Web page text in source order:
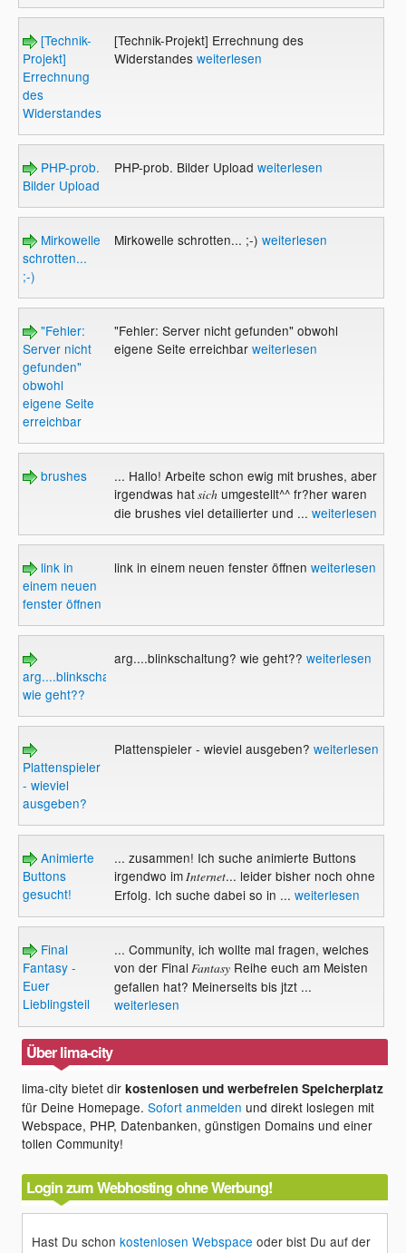
[Technik-
Projekt]
Errechnung
des
Widerstandes
[Technik-Projekt] Errechnung des
Widerstandes weiterlesen
PHP-prob.
Bilder Upload
PHP-prob. Bilder Upload weiterlesen
Mirkowelle
schrotten...
;-)
Mirkowelle schrotten... ;-) weiterlesen
"Fehler:
Server nicht
gefunden"
obwohl
eigene Seite
erreichbar
"Fehler: Server nicht gefunden" obwohl
eigene Seite erreichbar weiterlesen
brushes
... Hallo! Arbeite schon ewig mit brushes, aber
irgendwas hatsichumgestellt^^ fr?her waren
die brushes viel detailierter und ... weiterlesen
link in
einem neuen
fenster öffnen
link in einem neuen fenster öffnen weiterlesen
arg....blinkschaltung?
wie geht??
arg....blinkschaltung? wie geht?? weiterlesen
Plattenspieler
- wieviel
ausgeben?
Plattenspieler - wieviel ausgeben? weiterlesen
Animierte
Buttons
gesucht!
... zusammen! Ich suche animierte Buttons
irgendwo imInternet... leider bisher noch ohne
Erfolg. Ich suche dabei so in ... weiterlesen
Final
Fantasy -
Euer
Lieblingsteil
... Community, ich wollte mal fragen, welches
von der Final FantasyReihe euch am Meisten
gefallen hat? Meinerseits bis jtzt ...
weiterlesen
Über lima-city
lima-city bietet dirkostenlosen und werbefreien Speicherplatz
für Deine Homepage.Sofort anmelden und direkt loslegen mit
Webspace, PHP, Datenbanken, günstigen Domains und einer
tollen Community!
Login zum Webhosting ohne Werbung!
Hast Du schonkostenlosen Webspace oder bist Du auf der